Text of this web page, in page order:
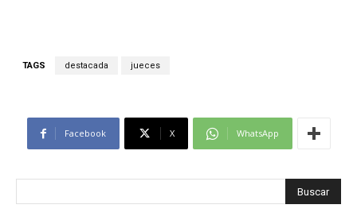
TAGS destacada jueces
Facebook X WhatsApp